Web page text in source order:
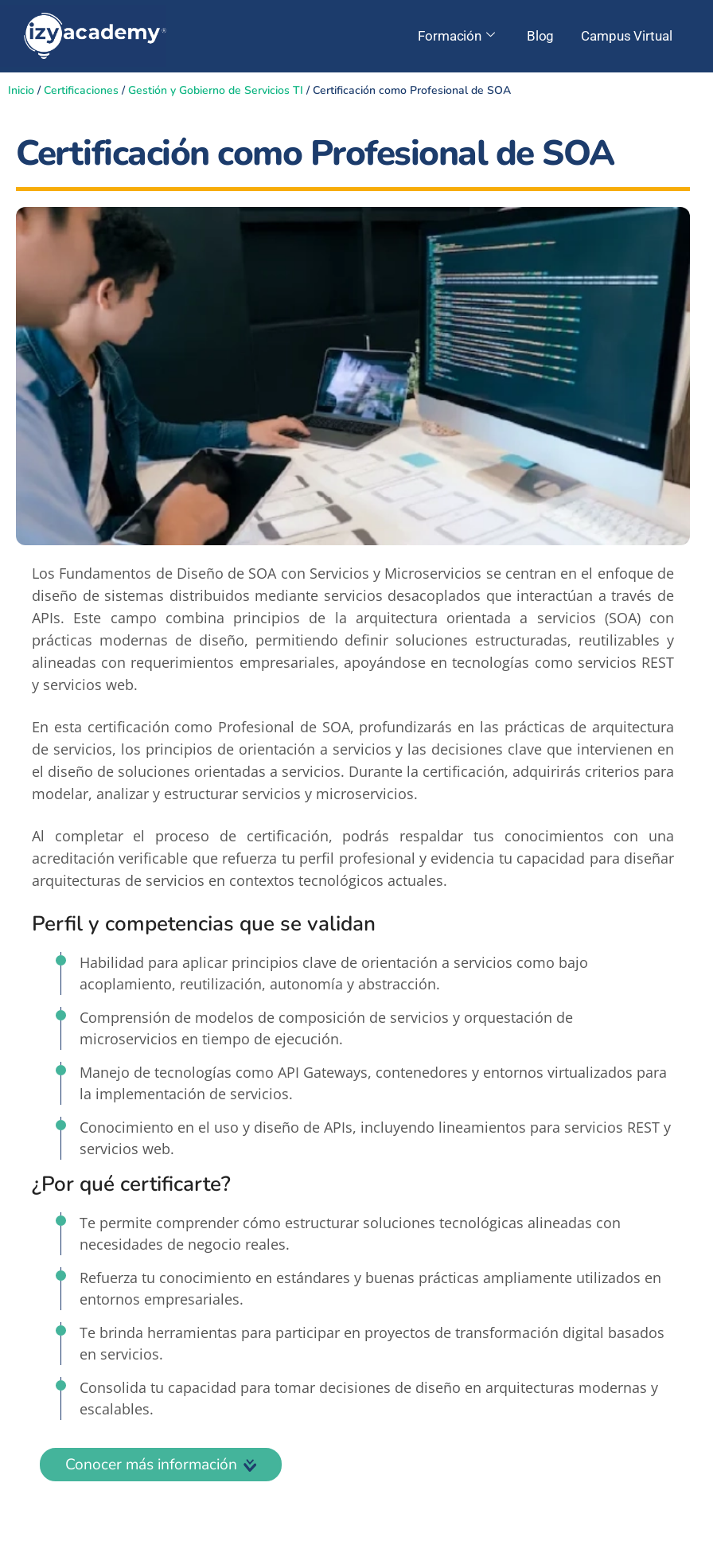
Formación Blog Campus Virtual
Inicio /Certificaciones /Gestión y Gobierno de Servicios TI / Certificación como Profesional de SOA
Certificación como Profesional de SOA
Los Fundamentos de Diseño de SOA con Servicios y Microservicios se centran en el enfoque de
diseño de sistemas distribuidos mediante servicios desacoplados que interactúan a través de
APIs. Este campo combina principios de la arquitectura orientada a servicios (SOA) con
prácticas modernas de diseño, permitiendo definir soluciones estructuradas, reutilizables y
alineadas con requerimientos empresariales, apoyándose en tecnologías como servicios REST
y servicios web.
En esta certificación como Profesional de SOA, profundizarás en las prácticas de arquitectura
de servicios, los principios de orientación a servicios y las decisiones clave que intervienen en
el diseño de soluciones orientadas a servicios. Durante la certificación, adquirirás criterios para
modelar, analizar y estructurar servicios y microservicios.
Al completar el proceso de certificación, podrás respaldar tus conocimientos con una
acreditación verificable que refuerza tu perfil profesional y evidencia tu capacidad para diseñar
arquitecturas de servicios en contextos tecnológicos actuales.
Perfil y competencias que se validan
Habilidad para aplicar principios clave de orientación a servicios como bajo
acoplamiento, reutilización, autonomía y abstracción.
Comprensión de modelos de composición de servicios y orquestación de
microservicios en tiempo de ejecución.
Manejo de tecnologías como API Gateways, contenedores y entornos virtualizados para
la implementación de servicios.
Conocimiento en el uso y diseño de APIs, incluyendo lineamientos para servicios REST y
servicios web.
¿Por qué certificarte?
Te permite comprender cómo estructurar soluciones tecnológicas alineadas con
necesidades de negocio reales.
Refuerza tu conocimiento en estándares y buenas prácticas ampliamente utilizados en
entornos empresariales.
Te brinda herramientas para participar en proyectos de transformación digital basados
en servicios.
Consolida tu capacidad para tomar decisiones de diseño en arquitecturas modernas y
escalables.
Conocer más información